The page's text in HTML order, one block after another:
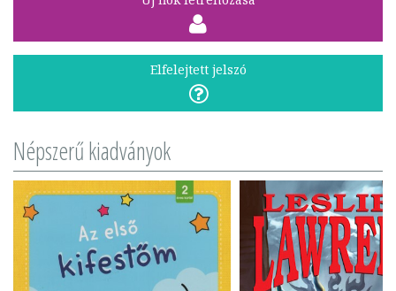
Elfelejtett jelszó
Népszerű kiadványok